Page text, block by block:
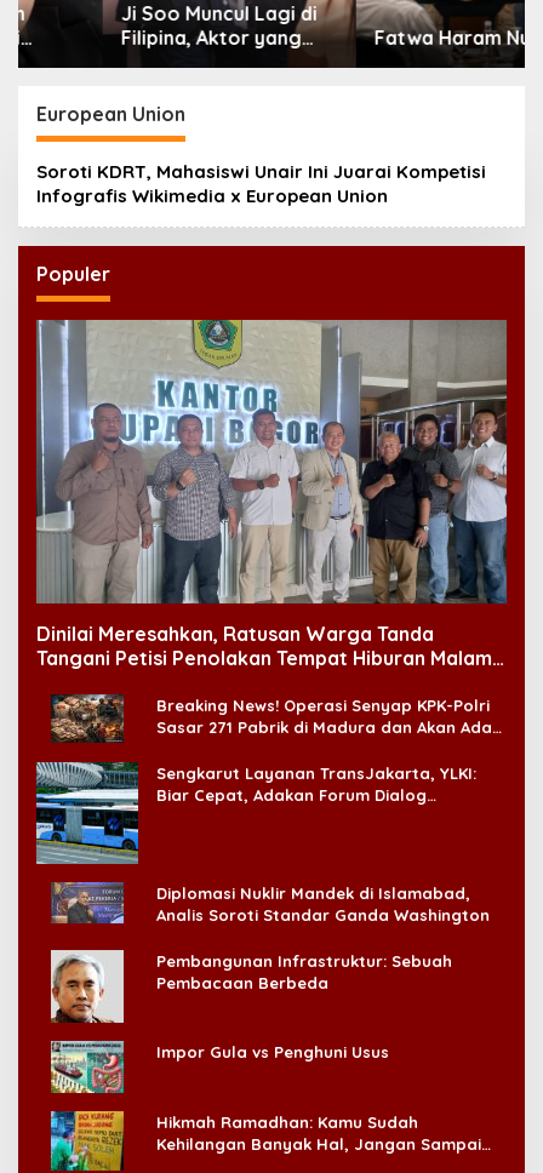
Ji Soo Muncul Lagi di
Filipina, Aktor yang
Hilang dari Korea Kini
Fatwa Haram Nuklir
European Union
Soroti KDRT, Mahasiswi Unair Ini Juarai Kompetisi
Infografis Wikimedia x European Union
Populer
Dinilai Meresahkan, Ratusan Warga Tanda
Tangani Petisi Penolakan Tempat Hiburan Malam
Breaking News! Operasi Senyap KPK-Polri
Sasar 271 Pabrik di Madura dan Akan Ada
Sengkarut Layanan TransJakarta, YLKI:
Biar Cepat, Adakan Forum Dialog
Diplomasi Nuklir Mandek di Islamabad,
Analis Soroti Standar Ganda Washington
Pembangunan Infrastruktur: Sebuah
Pembacaan Berbeda
Impor Gula vs Penghuni Usus
Hikmah Ramadhan: Kamu Sudah
Kehilangan Banyak Hal, Jangan Sampai